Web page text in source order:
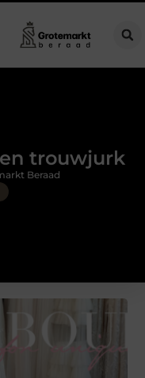
in Utrecht?
trouwjurk
Beraad